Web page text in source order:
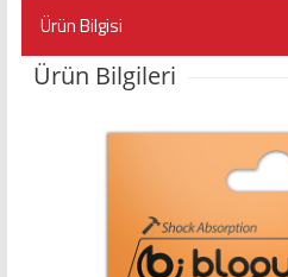
Ürün Bilgisi
Ürün Bilgileri